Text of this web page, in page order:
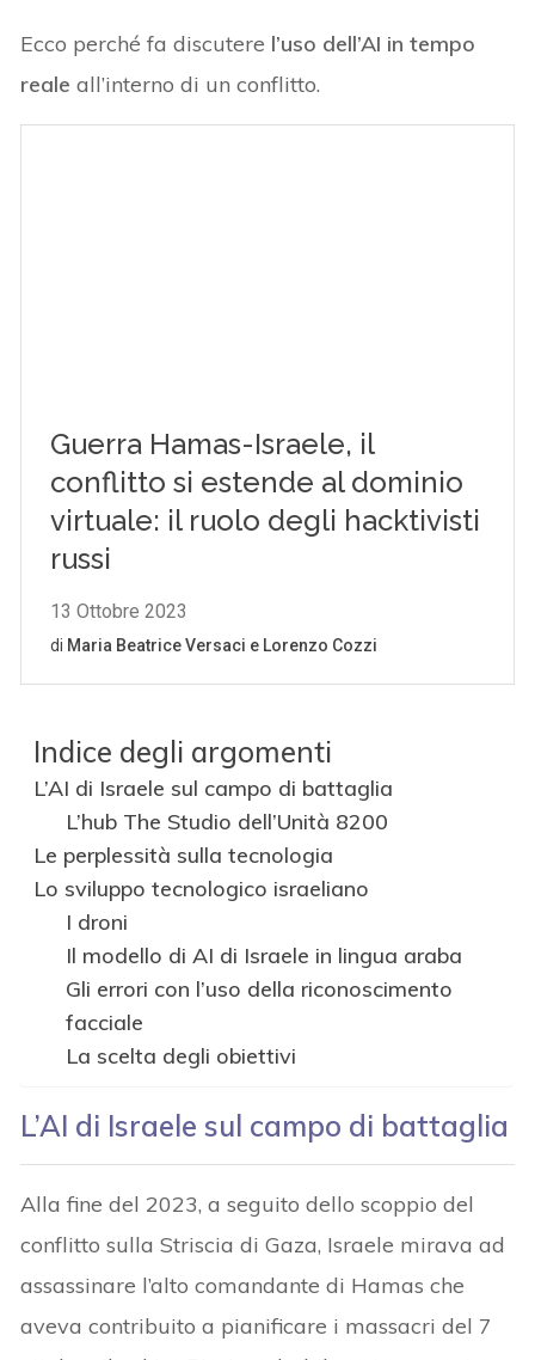
Ecco perché fa discutere l’uso dell’AI in tempo
reale all’interno di un conflitto.
Indice degli argomenti
L’AI di Israele sul campo di battaglia
L’hub The Studio dell’Unità 8200
Le perplessità sulla tecnologia
Lo sviluppo tecnologico israeliano
I droni
Il modello di AI di Israele in lingua araba
Gli errori con l’uso della riconoscimento
facciale
La scelta degli obiettivi
L’AI di Israele sul campo di battaglia
Alla fine del 2023, a seguito dello scoppio del
conflitto sulla Striscia di Gaza, Israele mirava ad
assassinare l’alto comandante di Hamas che
aveva contribuito a pianificare i massacri del 7